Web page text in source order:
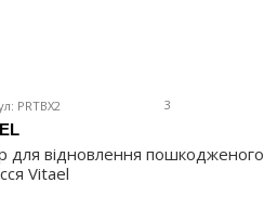
PRTBX2 3
для відновлення пошкодженого
Vitael